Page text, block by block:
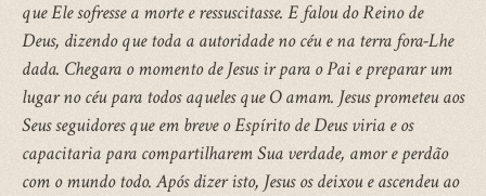
que Ele sofresse a morte e ressuscitasse. E falou do Reino de
Deus, dizendo que toda a autoridade no céu e na terra fora-Lhe
dada. Chegara o momento de Jesus ir para o Pai e preparar um
lugar no céu para todos aqueles que O amam. Jesus prometeu aos
Seus seguidores que em breve o Espírito de Deus viria e os
capacitaria para compartilharem Sua verdade, amor e perdão
com o mundo todo. Após dizer isto, Jesus os deixou e ascendeu ao